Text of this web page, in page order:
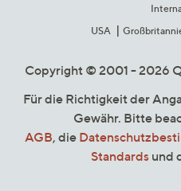
USA
Copyright © 2001 - 2026
Für die Richtigkeit der
Gewähr. Bitte
AGB, die
Standards und